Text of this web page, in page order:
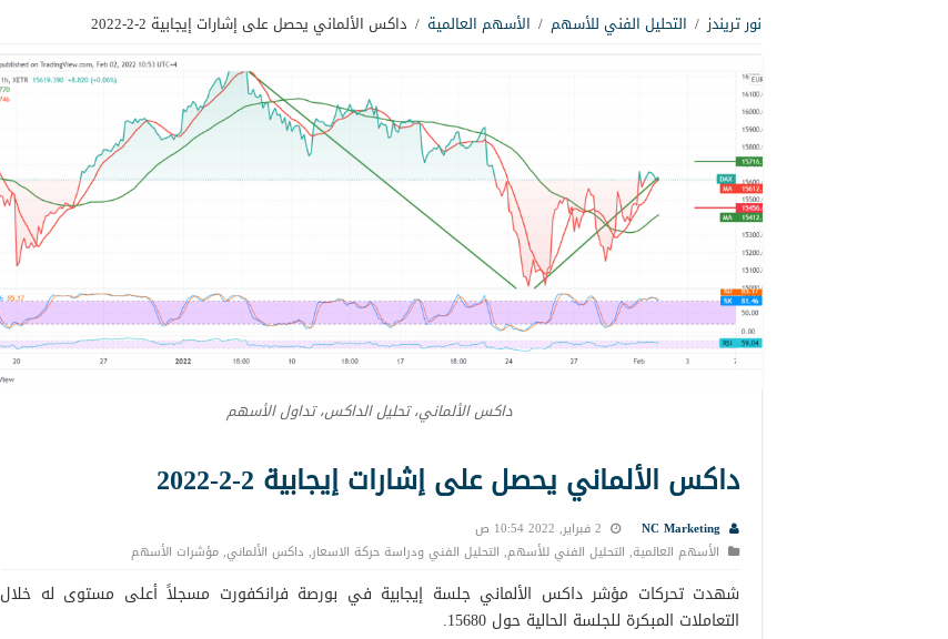
نور تريندز / التحليل الفني للأسهم / الأسهم العالمية / داكس الألماني يحصل على إشارات إيجابية 2-2-2022
داكس الألماني، تحليل الداكس، تداول الأسهم
داكس الألماني يحصل على إشارات إيجابية 2-2-2022
NC Marketing
2 فبراير, 2022 10:54 ص
الأسهم العالمية, التحليل الفني للأسهم, التحليل الفني ودراسة حركة الاسعار, داكس الألماني,مؤشرات الأسهم
شهدت تحركات مؤشر داكس الألماني جلسة إيجابية في بورصة فرانكفورت مسجلاً أعلى مستوى له خلال
التعاملات المبكرة للجلسة الحالية حول 15680.